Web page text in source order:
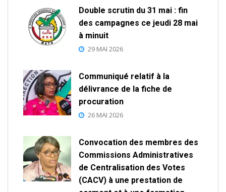
Double scrutin du 31 mai : fin
des campagnes ce jeudi 28 mai
à minuit
29 MAI 2026
Communiqué relatif à la
délivrance de la fiche de
procuration
26 MAI 2026
Convocation des membres des
Commissions Administratives
de Centralisation des Votes
(CACV) à une prestation de